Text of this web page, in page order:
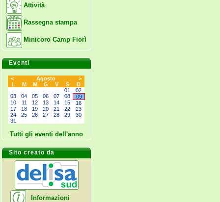
Attività
Rassegna stampa
Minicoro Camp Fiorì
Eventi
< Agosto
>
L
M M G V S
D
01
02
03
04 05 06 07 08
09
10
11 12 13 14 15
16
17
18 19 20 21 22
23
24
25 26 27 28 29
30
31
Tutti gli eventi dell'anno
Sito creato da
Informazioni